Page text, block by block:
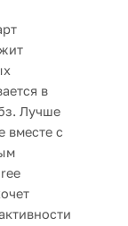
в
Лучше
вместе с